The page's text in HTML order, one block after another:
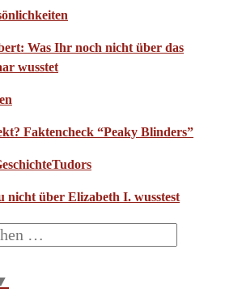
Was Ihr noch nicht über das
wusstet
Faktencheck “Peaky Blinders”
Tudors
nicht über Elizabeth I. wusstest